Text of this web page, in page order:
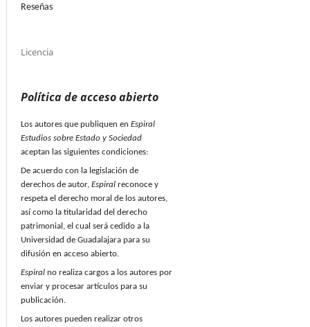
Reseñas
Licencia
Política de acceso abierto
Los autores que publiquen en Espiral
Estudios sobre Estado y Sociedad
aceptan las siguientes condiciones:
De acuerdo con la legislación de
derechos de autor, Espiral reconoce y
respeta el derecho moral de los autores,
así como la titularidad del derecho
patrimonial, el cual será cedido a la
Universidad de Guadalajara para su
difusión en acceso abierto.
Espiral no realiza cargos a los autores por
enviar y procesar artículos para su
publicación.
Los autores pueden realizar otros